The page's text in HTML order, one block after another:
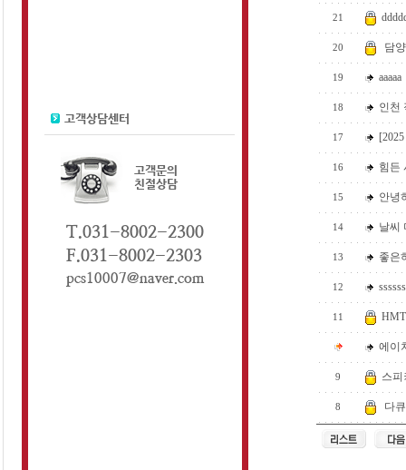
21
20 담
19 aaaaa
18 인천
17
16 힘든
15 안녕
14 날씨
13 좋은
12 ssssss
11
에이
9 스
8 다